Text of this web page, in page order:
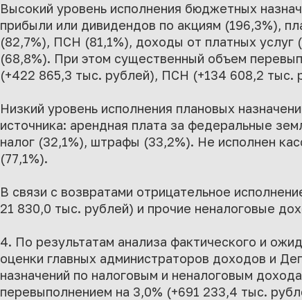
Высокий уровень исполнения бюджетных
прибыли или дивидендов по акциям (196,3%),
(82,7%), ПСН (81,1%), доходы от платных услуг
(68,8%). При этом существенный объем
(+422 865,3 тыс. рублей), ПСН (+134 608,2 тыс.
Низкий уровень исполнения плановых
источника: арендная плата за федеральные
налог (32,1%), штрафы (33,2%). Не исполнен
(77,1%).
В связи с возвратами отрицательное
21 830,0 тыс. рублей) и прочие неналоговые
4. По результатам анализа фактического и
оценки главных администраторов доходов и
назначений по налоговым и неналоговым
перевыполнением на 3,0% (+691 233,4 тыс.